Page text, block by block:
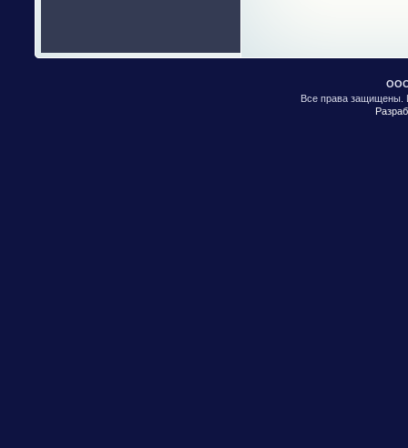
ООО
Все права защищены.